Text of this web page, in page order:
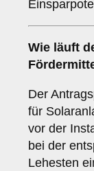
Wie läuft
Der
für
vor der
bei der
Lehesten